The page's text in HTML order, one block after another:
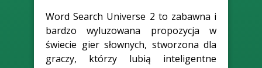
Word Search Universe 2 to zabawna i
bardzo wyluzowana propozycja w
świecie gier słownych, stworzona dla
graczy, którzy lubią inteligentne